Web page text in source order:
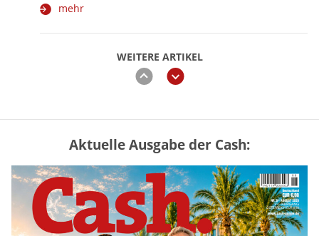
WEITERE ARTIKEL
zurückweiter
mehr
Vermieter-Zutritt: Wann Mieter
die Wohnung öffnen müssen
mehr
Aktuelle Ausgabe der Cash: